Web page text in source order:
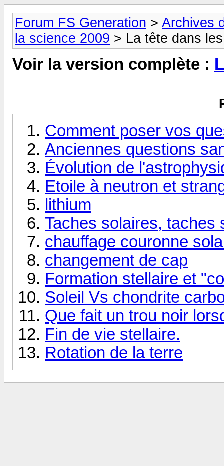
Forum FS Generation > Archives
la science 2009 > La tête dans
Voir la version complète :
Comment poser vos
Anciennes questions
Évolution de
Etoile à neutron et
lithium
Taches solaires, taches
chauffage couronne
changement de cap
Formation stellaire et
Soleil Vs chondrite
Que fait un trou noir
Fin de vie stellaire.
Rotation de la terre